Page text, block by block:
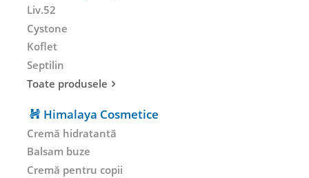
Liv.52
Cystone
Koflet
Septilin
Toate produsele
Himalaya Cosmetice
Cremă hidratantă
Balsam buze
Cremă pentru copii